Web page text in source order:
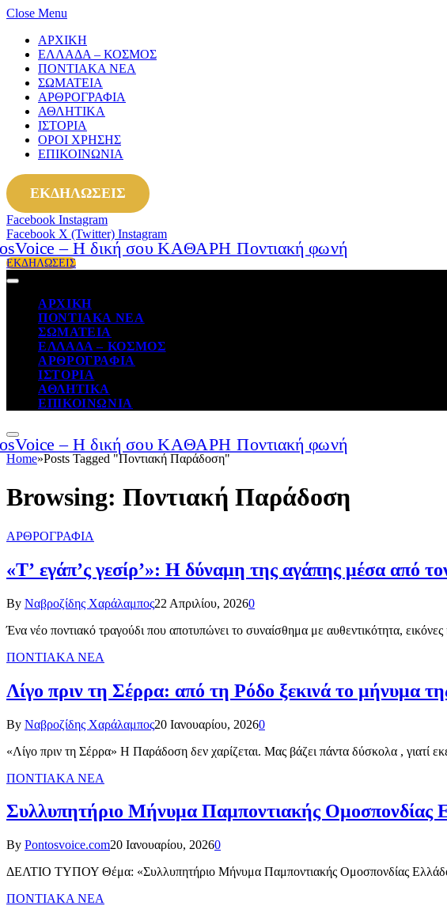
Close Menu
ΑΡΧΙΚΗ
ΕΛΛΑΔΑ – ΚΟΣΜΟΣ
ΠΟΝΤΙΑΚΑ ΝΕΑ
ΣΩΜΑΤΕΙΑ
ΑΡΘΡΟΓΡΑΦΙΑ
ΑΘΛΗΤΙΚΑ
ΙΣΤΟΡΙΑ
ΟΡΟΙ ΧΡΗΣΗΣ
ΕΠΙΚΟΙΝΩΝΙΑ
ΕΚΔΗΛΩΣΕΙΣ
Facebook Instagram
Facebook X (Twitter) Instagram
ΕΚΔΗΛΩΣΕΙΣ
ΑΡΧΙΚΗ
ΠΟΝΤΙΑΚΑ ΝΕΑ
ΣΩΜΑΤΕΙΑ
ΕΛΛΑΔΑ – ΚΟΣΜΟΣ
ΑΡΘΡΟΓΡΑΦΙΑ
ΙΣΤΟΡΙΑ
ΑΘΛΗΤΙΚΑ
ΕΠΙΚΟΙΝΩΝΙΑ
Home»Posts Tagged "Ποντιακή Παράδοση"
Browsing: Ποντιακή Παράδοση
ΑΡΘΡΟΓΡΑΦΙΑ
«Τ’ εγάπ’ς γεσίρ’»: Η δύναμη της αγάπης μέσα από
By Ναβροζίδης Χαράλαμπος22 Απριλίου, 20260
Ένα νέο ποντιακό τραγούδι που αποτυπώνει το συναίσθημα με αυθεντικότητα,
ΠΟΝΤΙΑΚΑ ΝΕΑ
Λίγο πριν τη Σέρρα: από τη Ρόδο ξεκινά το μήνυμα
By Ναβροζίδης Χαράλαμπος20 Ιανουαρίου, 20260
«Λίγο πριν τη Σέρρα» Η Παράδοση δεν χαρίζεται. Μας βάζει πάντα δύσκολα , γιατί
ΠΟΝΤΙΑΚΑ ΝΕΑ
Συλλυπητήριο Μήνυμα Παμποντιακής Ομοσπονδίας
By Pontosvoice.com20 Ιανουαρίου, 20260
ΔΕΛΤΙΟ ΤΥΠΟΥ Θέμα: «Συλλυπητήριο Μήνυμα Παμποντιακής Ομοσπονδίας
ΠΟΝΤΙΑΚΑ ΝΕΑ